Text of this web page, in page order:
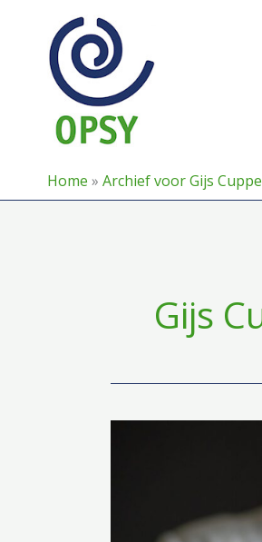
Home » Archief voor Gijs
Gijs